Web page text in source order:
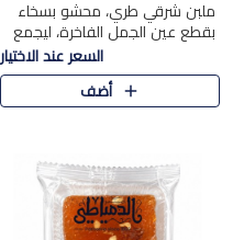
ملبن شرقي طري، محشو بسخاء
بقطع عين الجمل الفاخرة، ليجمع
بين القوام الناعم وقرمشة الجوز
في مذاق شرقي أصيل.
السعر عند الاختيار
أضف